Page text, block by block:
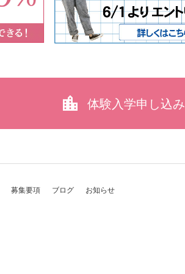
体験入学申し込み
募集要項 ブログ お知らせ